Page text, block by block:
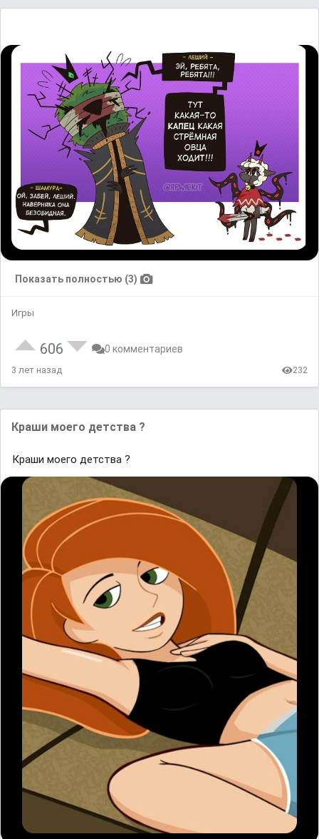
Показать полностью (3)
Игры
606 0 комментариев
3 лет назад 232
Краши моего детства ?
Краши моего детства ?